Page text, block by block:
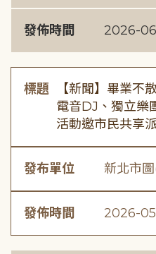
發佈時間 2026-
標題
【新聞】畢業不
電音DJ、獨立樂
活動邀市民共享
發布單位 新北市
發佈時間 2026-